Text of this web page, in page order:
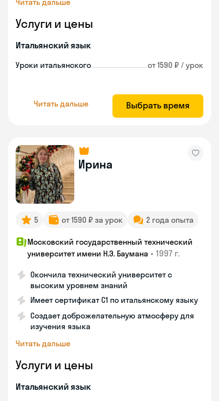
Читать дальше
Услуги и цены
Итальянский язык
Уроки итальянского от 1590 ₽ / урок
Читать дальше Выбрать время
Ирина
5 от 1590 ₽ за урок 2 года опыта
Московский государственный технический
университет имени Н.Э. Баумана • 1997 г.
Окончила технический университет с
высоким уровнем знаний
Имеет сертификат C1 по итальянскому языку
Создает доброжелательную атмосферу для
изучения языка
Читать дальше
Услуги и цены
Итальянский язык